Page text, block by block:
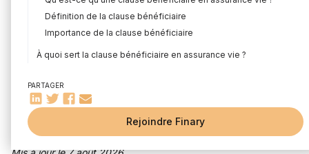
Définition de la clause bénéficiaire
Importance de la clause bénéficiaire
À quoi sert la clause bénéficiaire en assurance vie ?
Préservation du capital hors de la succession
Avantages fiscaux
Comment désigner les bénéficiaires de son assurance vie ?
PARTAGER
Rejoindre Finary
Rédigé parFlorian Corteel Édité par